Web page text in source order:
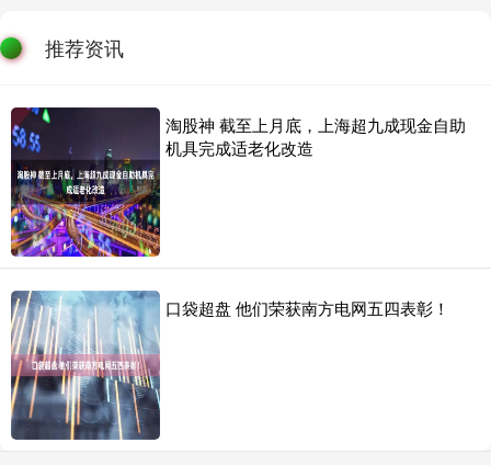
推荐资讯
淘股神 截至上月底，上海超九成现金自助
机具完成适老化改造
口袋超盘 他们荣获南方电网五四表彰！